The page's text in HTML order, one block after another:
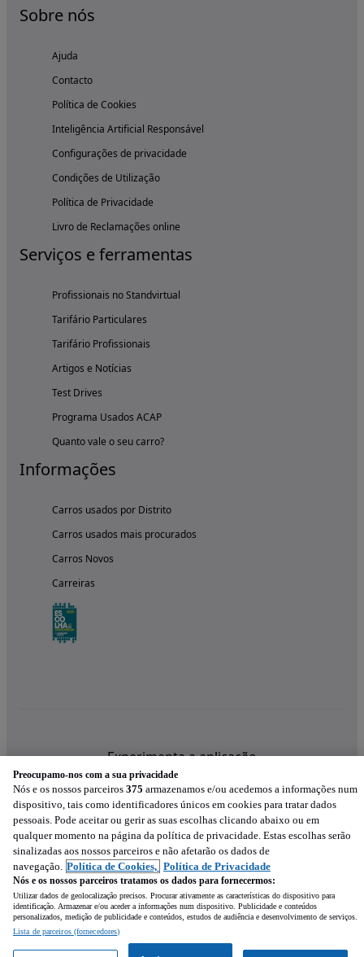
Sobre nós
Ajuda
Contacto
Política de Cookies
Inteligência Artificial Responsável
Configurações de privacidade
Condições de Utilização
Política de Privacidade
Livro de Reclamações online
Serviços e ferramentas
Profissionais no Standvirtual
Tarifário Particulares
Tarifário Profissionais
Artigos e Notícias
Test Drives
Programa Usados ACAP
Quanto vale o seu carro?
Informações
Carros usados por Distrito
Carros usados mais procurados
Carros Novos
Carreiras
Experimenta a aplicação
Preocupamo-nos com a sua privacidade
Nós e os nossos parceiros 375 armazenamos e/ou acedemos a informações num
dispositivo, tais como identificadores únicos em cookies para tratar dados
pessoais. Pode aceitar ou gerir as suas escolhas clicando abaixo ou em
qualquer momento na página da política de privacidade. Estas escolhas serão
sinalizadas aos nossos parceiros e não afetarão os dados de
navegação. Política de Cookies, Política de Privacidade
Nós e os nossos parceiros tratamos os dados para fornecermos:
Utilizar dados de geolocalização precisos. Procurar ativamente as características do dispositivo para
identificação. Armazenar e/ou aceder a informações num dispositivo. Publicidade e conteúdos
personalizados, medição de publicidade e conteúdos, estudos de audiência e desenvolvimento de serviços.
Lista de parceiros (fornecedores)